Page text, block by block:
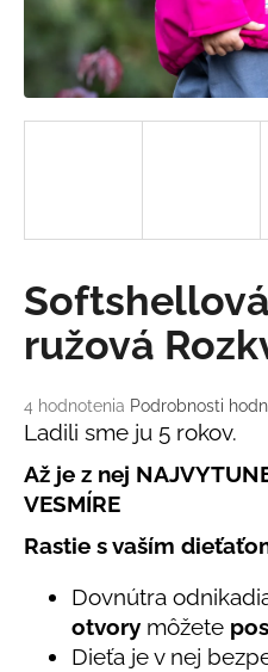
Priemerné
hodnotenie
je
5,0
z
5
4 hodnotenia Podrobnosti
ružová
Ladili sme ju 5 rokov.
Až je z nej
VESMÍRE
Rastie s vaším
Dovnútra
otvory môžete
Dieťa je v nej
j
s
ť
d
p
o
r
ú
č